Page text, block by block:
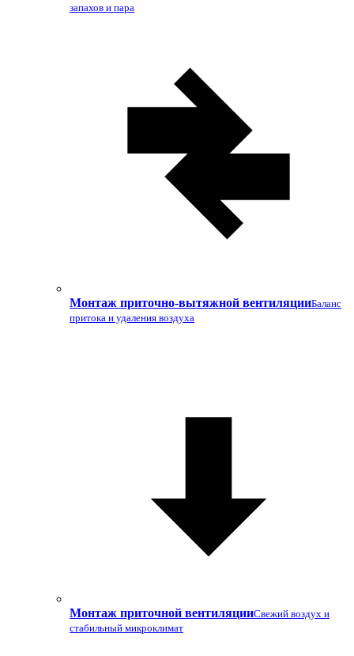
запахов и пара
Монтаж приточно-вытяжной вентиляцииБаланс
притока и удаления воздуха
Монтаж приточной вентиляцииСвежий воздух и
стабильный микроклимат